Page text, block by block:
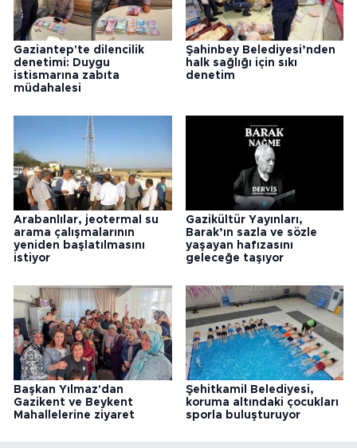
Gaziantep'te dilencilik
denetimi: Duygu
istismarına zabıta
müdahalesi
Şahinbey Belediyesi’nden
halk sağlığı için sıkı
denetim
Arabanlılar, jeotermal su
arama çalışmalarının
yeniden başlatılmasını
istiyor
Gazikültür Yayınları,
Barak’ın sazla ve sözle
yaşayan hafızasını
geleceğe taşıyor
Başkan Yılmaz'dan
Gazikent ve Beykent
Mahallelerine ziyaret
Şehitkamil Belediyesi,
koruma altındaki çocukları
sporla buluşturuyor